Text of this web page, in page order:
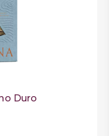
Duro